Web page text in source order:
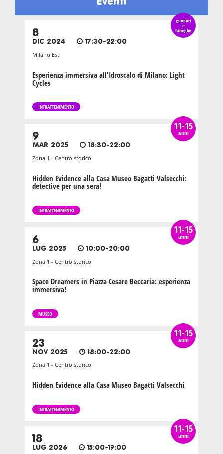
genitori
e
famiglie
8
DIC 2024 17:30-22:00
Milano Est
Esperienza immersiva all'Idroscalo di Milano: Light
Cycles
INTRATTENIMENTO
11-15
anni
9
MAR 2025 18:30-22:00
Zona 1 - Centro storico
Hidden Evidence alla Casa Museo Bagatti Valsecchi:
detective per una sera!
INTRATTENIMENTO
11-15
anni
6
LUG 2025 10:00-20:00
Zona 1 - Centro storico
Space Dreamers in Piazza Cesare Beccaria: esperienza
immersiva!
MUSEO
11-15
anni
23
NOV 2025 18:00-22:00
Zona 1 - Centro storico
Hidden Evidence alla Casa Museo Bagatti Valsecchi
INTRATTENIMENTO
11-15
anni
18
LUG 2026 15:00-19:00